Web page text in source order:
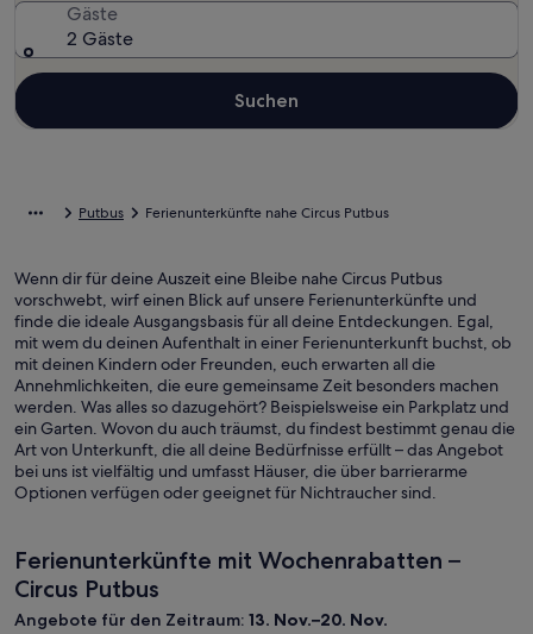
Gäste
2 Gäste
Suchen
Putbus Ferienunterkünfte nahe Circus Putbus
Wenn dir für deine Auszeit eine Bleibe nahe Circus Putbus
vorschwebt, wirf einen Blick auf unsere Ferienunterkünfte und
finde die ideale Ausgangsbasis für all deine Entdeckungen. Egal,
mit wem du deinen Aufenthalt in einer Ferienunterkunft buchst, ob
mit deinen Kindern oder Freunden, euch erwarten all die
Annehmlichkeiten, die eure gemeinsame Zeit besonders machen
werden. Was alles so dazugehört? Beispielsweise ein Parkplatz und
ein Garten. Wovon du auch träumst, du findest bestimmt genau die
Art von Unterkunft, die all deine Bedürfnisse erfüllt – das Angebot
bei uns ist vielfältig und umfasst Häuser, die über barrierarme
Optionen verfügen oder geeignet für Nichtraucher sind.
Ferienunterkünfte mit Wochenrabatten –
Circus Putbus
Angebote für den Zeitraum: 13. Nov.–20. Nov.